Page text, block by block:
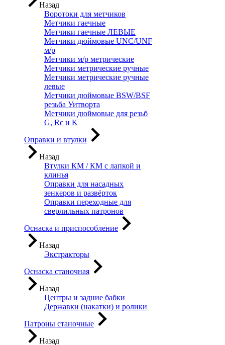
Назад
Воротоки для метчиков
Метчики гаечные
Метчики гаечные ЛЕВЫЕ
Метчики дюймовые UNC/UNF
м/р
Метчики м/р метрические
Метчики метрические ручные
Метчики метрические ручные
левые
Метчики дюймовые BSW/BSF
резьба Уитворта
Метчики дюймовые для резьб
G, Rc и K
Оправки и втулки
Назад
Втулки КМ / КМ с лапкой и
клинья
Оправки для насадных
зенкеров и развёрток
Оправки переходные для
сверлильных патронов
Оснаска и приспособление
Назад
Экстракторы
Оснаска станочная
Назад
Центры и задние бабки
Державки (накатки) и ролики
Патроны станочные
Назад